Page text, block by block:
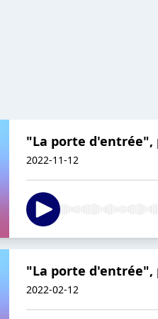
"La porte d'entrée",
2022-11-12
"La porte d'entrée",
2022-02-12